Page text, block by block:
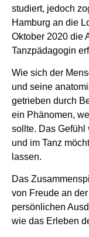
studiert, jedoch
Hamburg an die
Oktober 2020 die
Tanzpädagogin
Wie sich der
und seine
getrieben durch
ein Phänomen,
sollte. Das Gefühl
und im Tanz
lassen.
Das
von Freude an
persönlichen
wie das Erleben